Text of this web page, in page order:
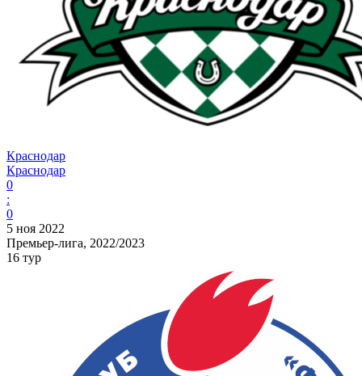
Краснодар
Краснодар
0
:
0
5 ноя 2022
Премьер-лига, 2022/2023
16 тур